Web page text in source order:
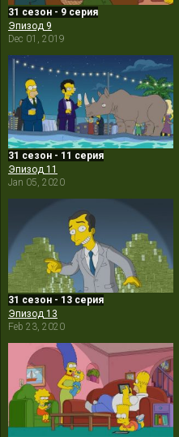
31 сезон - 9 серия
Эпизод 9
Dec 01, 2019
31 сезон - 11 серия
Эпизод 11
Jan 05, 2020
31 сезон - 13 серия
Эпизод 13
Feb 23, 2020